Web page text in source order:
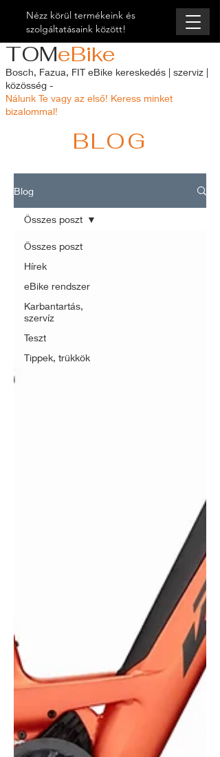
Nézz körül termékeink és
szolgáltatásaink között!
TOMeBike
Bosch, Fazua, FIT eBike kereskedés | szerviz |
közösség -
Nálunk Te vagy az első! Keress minket
bizalommal!
BLOG
Blog
Összes poszt
Hírek
eBike rendszer
Karbantartás,
szervíz
Teszt
Tippek, trükkök
Összes poszt